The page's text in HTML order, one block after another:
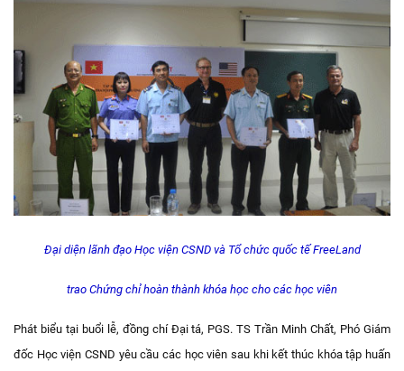
Đại diện lãnh đạo Học viện CSND và Tổ chức quốc tế FreeLand
trao Chứng chỉ hoàn thành khóa học cho các học viên
Phát biểu tại buổi lễ, đồng chí Đại tá, PGS. TS Trần Minh Chất, Phó Giám
đốc Học viện CSND yêu cầu các học viên sau khi kết thúc khóa tập huấn